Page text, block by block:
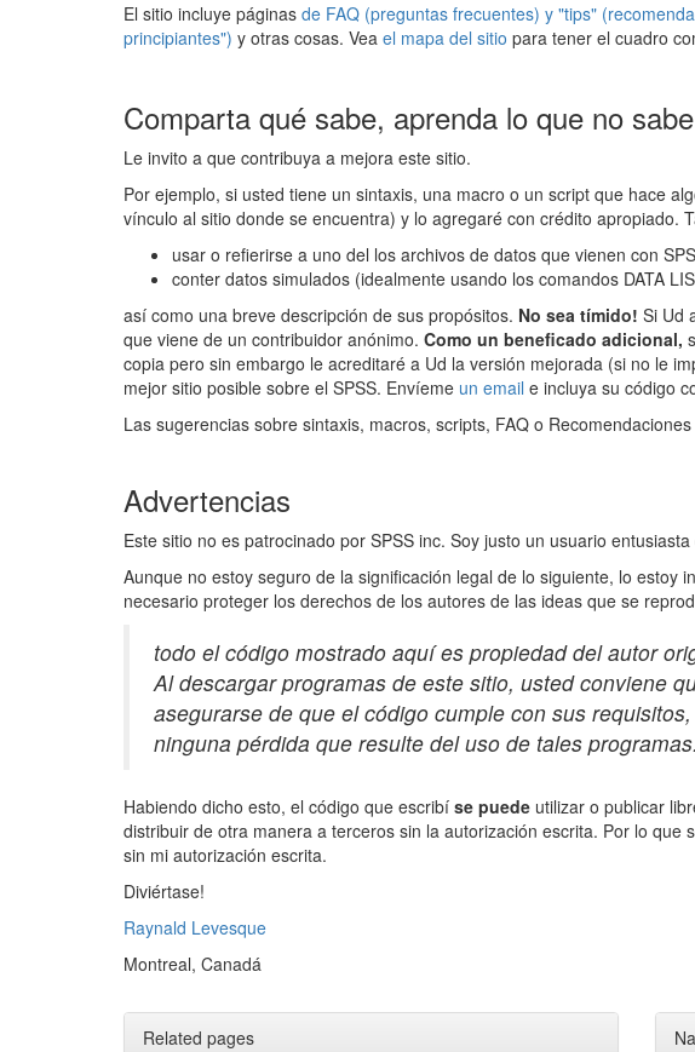
El sitio incluye páginas de FAQ (preguntas frecuentes) y "tips"
principiantes") y otras cosas. Vea el mapa del sitio para tener el cuadro
Comparta qué sabe, aprenda lo que no
Le invito a que contribuya a mejora este sitio.
Por ejemplo, si usted tiene un sintaxis, una macro o un script que hace
vínculo al sitio donde se encuentra) y lo agregaré con crédito apropiado.
usar o refierirse a uno del los archivos de datos que vienen con
conter datos simulados (idealmente usando los comandos DATA
así como una breve descripción de sus propósitos. No sea tímido! Si Ud
que viene de un contribuidor anónimo. Como un beneficado adicional,
copia pero sin embargo le acreditaré a Ud la versión mejorada (si no le
mejor sitio posible sobre el SPSS. Envíeme un email e incluya su código
Las sugerencias sobre sintaxis, macros, scripts, FAQ o
Advertencias
Este sitio no es patrocinado por SPSS inc. Soy justo un usuario
Aunque no estoy seguro de la significación legal de lo siguiente, lo estoy
necesario proteger los derechos de los autores de las ideas que se
todo el código mostrado aquí es propiedad del autor
Al descargar programas de este sitio, usted conviene
asegurarse de que el código cumple con sus
ninguna pérdida que resulte del uso de tales programas.
Habiendo dicho esto, el código que escribí se puede utilizar o publicar
distribuir de otra manera a terceros sin la autorización escrita. Por lo
sin mi autorización escrita.
Diviértase!
Raynald Levesque
Montreal, Canadá
Related pages